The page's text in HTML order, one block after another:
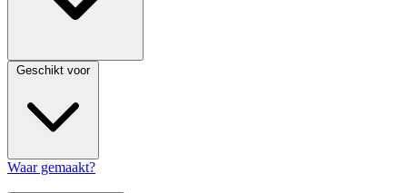
Geschikt voor
Waar gemaakt?